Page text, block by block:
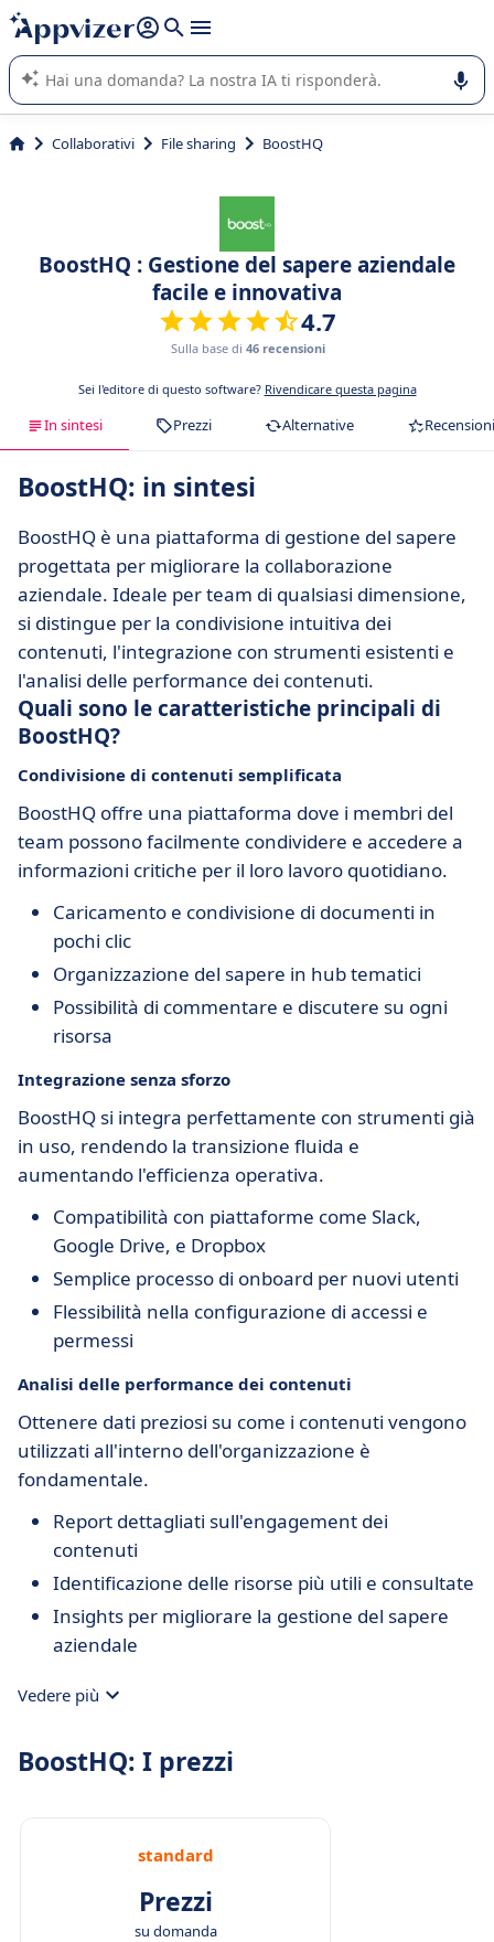
righe con
shift + enter
L'IA di Appvizer vi guida nell'utilizzo o nella scelta di un
software SaaS per la vostra azienda.
Collaborativi File sharing BoostHQ
BoostHQ : Gestione del sapere aziendale
facile e innovativa
4.7
Sulla base di 46 recensioni
Sei l'editore di questo software? Rivendicare questa pagina
In sintesi Prezzi Alternative Recensioni
BoostHQ: in sintesi
BoostHQ è una piattaforma di gestione del sapere
progettata per migliorare la collaborazione
aziendale. Ideale per team di qualsiasi dimensione,
si distingue per la condivisione intuitiva dei
contenuti, l'integrazione con strumenti esistenti e
l'analisi delle performance dei contenuti.
Quali sono le caratteristiche principali di
BoostHQ?
Condivisione di contenuti semplificata
BoostHQ offre una piattaforma dove i membri del
team possono facilmente condividere e accedere a
informazioni critiche per il loro lavoro quotidiano.
Caricamento e condivisione di documenti in
pochi clic
Organizzazione del sapere in hub tematici
Possibilità di commentare e discutere su ogni
risorsa
Integrazione senza sforzo
BoostHQ si integra perfettamente con strumenti già
in uso, rendendo la transizione fluida e
aumentando l'efficienza operativa.
Compatibilità con piattaforme come Slack,
Google Drive, e Dropbox
Semplice processo di onboard per nuovi utenti
Flessibilità nella configurazione di accessi e
permessi
Analisi delle performance dei contenuti
Ottenere dati preziosi su come i contenuti vengono
utilizzati all'interno dell'organizzazione è
fondamentale.
Report dettagliati sull'engagement dei
contenuti
Identificazione delle risorse più utili e consultate
Insights per migliorare la gestione del sapere
aziendale
Vedere più
BoostHQ: I prezzi
standard
Prezzi
su domanda